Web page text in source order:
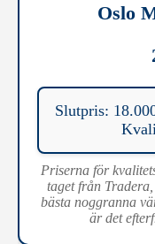
Oslo
Slutpris:
Priserna för
taget från
bästa noggranna
är det